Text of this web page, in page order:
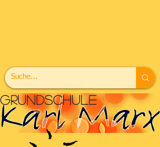
grundschule